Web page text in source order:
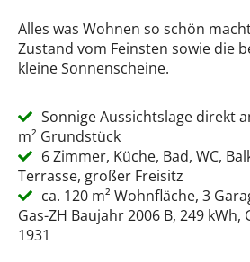
Alles was Wohnen so schön
Zustand vom Feinsten sowie die
kleine Sonnenscheine.
Sonnige Aussichtslage direkt
m² Grundstück
6 Zimmer, Küche, Bad, WC,
Terrasse, großer Freisitz
ca. 120 m² Wohnfläche, 3
Gas-ZH Baujahr 2006 B, 249 kWh,
1931